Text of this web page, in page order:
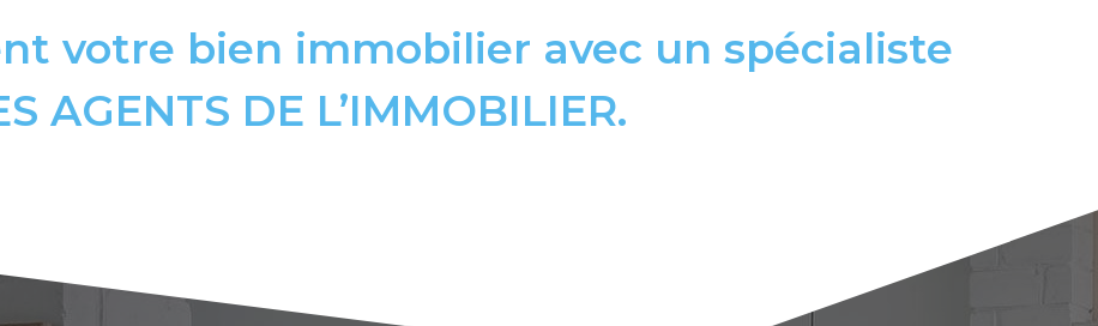
votre bien immobilier avec un spécialiste
AGENTS DE L’IMMOBILIER.